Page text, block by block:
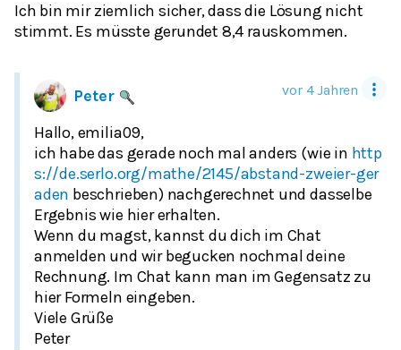
Ich bin mir ziemlich sicher, dass die Lösung nicht
Peter vor 4 Jahren
Hallo, emilia09,
ich habe das gerade noch mal anders (wie in http
s://de.serlo.org/mathe/2145/abstand-zweier-ger
aden beschrieben) nachgerechnet und dasselbe
Ergebnis wie hier erhalten.
Wenn du magst, kannst du dich im Chat
anmelden und wir begucken nochmal deine
Rechnung. Im Chat kann man im Gegensatz zu
hier Formeln eingeben.
Viele Grüße
Peter